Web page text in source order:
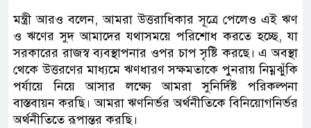
মন্ত্রী আরও বলেন, আমরা উত্তরাধিকার সূত্রে পেলেও এই ঋণ
ও ঋণের সুদ আমাদের যথাসময়ে পরিশোধ করতে হচ্ছে, যা
সরকারের রাজস্ব ব্যবস্থাপনার ওপর চাপ সৃষ্টি করছে। এ অবস্থা
থেকে উত্তরণের মাধ্যমে ঋণধারণ সক্ষমতাকে পুনরায় নিম্নঝুঁকি
পর্যায়ে নিয়ে আসার লক্ষ্যে আমরা সুনির্দিষ্ট পরিকল্পনা
বাস্তবায়ন করছি। আমরা ঋণনির্ভর অর্থনীতিকে বিনিয়োগনির্ভর
অর্থনীতিতে রূপান্তর করছি।